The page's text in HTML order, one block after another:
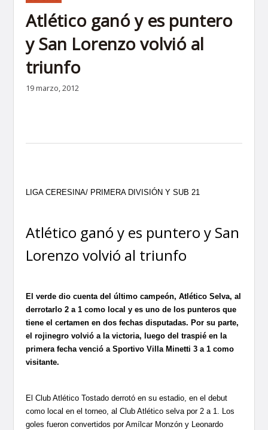
Atlético ganó y es puntero
y San Lorenzo volvió al
triunfo
19 marzo, 2012
LIGA CERESINA/ PRIMERA DIVISIÓN Y SUB 21
Atlético ganó y es puntero y San
Lorenzo volvió al triunfo
El verde dio cuenta del último campeón, Atlético Selva, al
derrotarlo 2 a 1 como local y es uno de los punteros que
tiene el certamen en dos fechas disputadas. Por su parte,
el rojinegro volvió a la victoria, luego del traspié en la
primera fecha venció a Sportivo Villa Minetti 3 a 1 como
visitante.
El Club Atlético Tostado derrotó en su estadio, en el debut
como local en el torneo, al Club Atlético selva por 2 a 1. Los
goles fueron convertidos por Amílcar Monzón y Leonardo